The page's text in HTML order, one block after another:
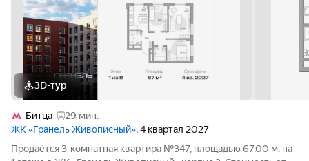
3D-тур
Битца
29 мин.
ЖК «Гранель Живописный», 4 квартал 2027
Продаётся 3-комнатная квартира №347, площадью 67,00 м, на